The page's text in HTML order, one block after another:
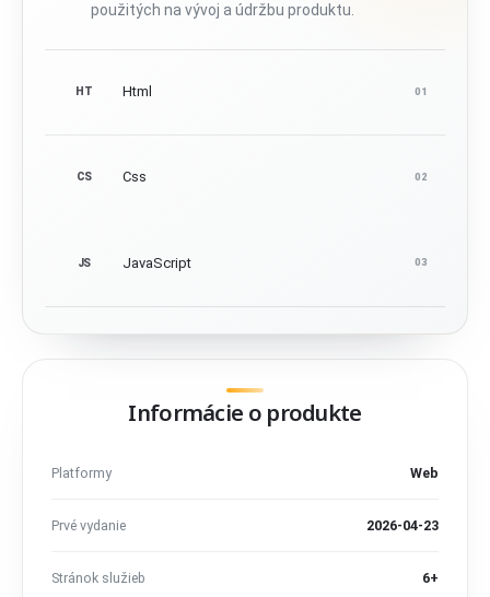
použitých na vývoj a údržbu produktu.
HT Html 01
CS Css 02
JS JavaScript 03
Informácie o produkte
Platformy Web
Prvé vydanie 2026-04-23
Stránok služieb 6+